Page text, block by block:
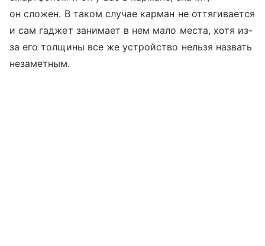
он сложен. В таком случае карман не оттягивается
и сам гаджет занимает в нем мало места, хотя из-
за его толщины все же устройство нельзя назвать
незаметным.